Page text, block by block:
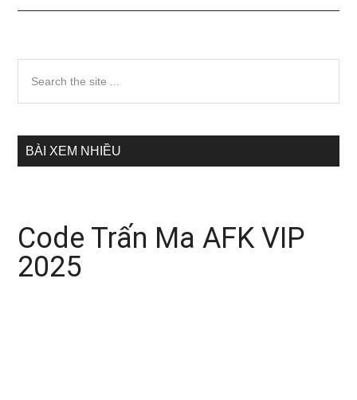
Sidebar
chính
the
BÀI XEM NHIỀU
Code Trấn Ma AFK VIP
2025